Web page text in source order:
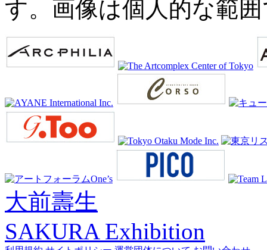
す。画像は個人的な範
大前壽生
SAKURA Exhibition